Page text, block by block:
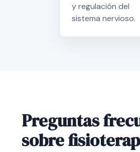
y regulación del
sistema nervioso.
Preguntas
sobre